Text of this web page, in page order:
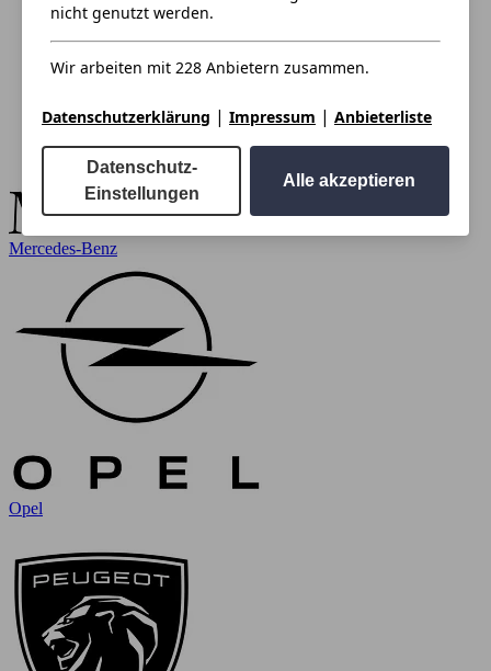
Mercedes-Benz
Opel
nicht genutzt werden.
Wir arbeiten mit 228 Anbietern zusammen.
Datenschutzerklärung | Impressum | Anbieterliste
Datenschutz-
Einstellungen
Alle akzeptieren